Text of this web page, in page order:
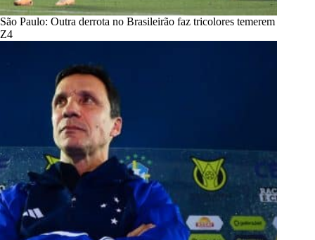
São Paulo: Outra derrota no Brasileirão faz tricolores temerem
Z4